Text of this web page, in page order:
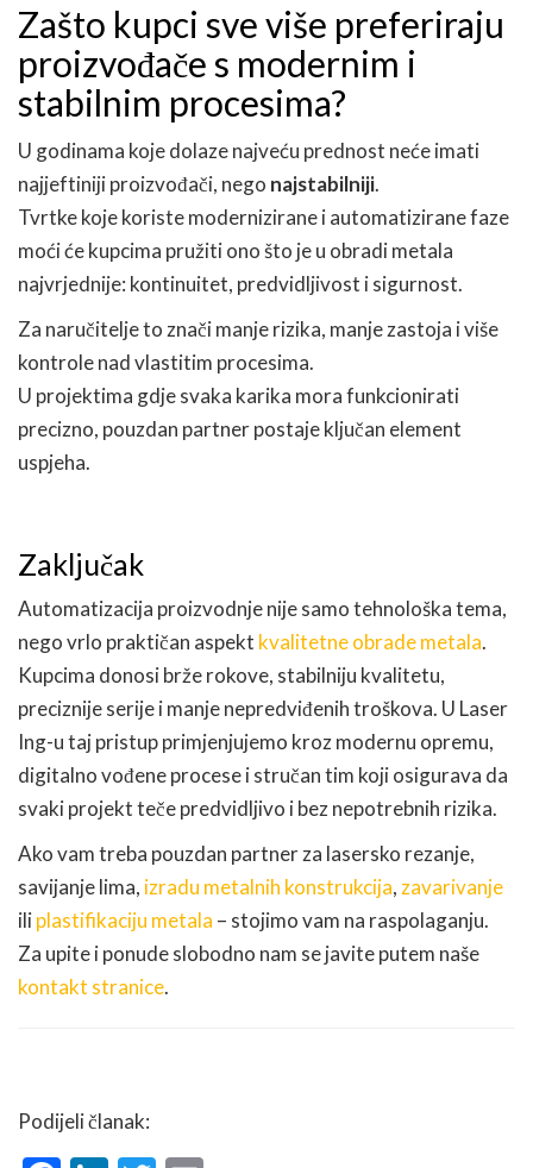
Zašto kupci sve više preferiraju
proizvođače s modernim i
stabilnim procesima?
U godinama koje dolaze najveću prednost neće imati
najjeftiniji proizvođači, nego najstabilniji.
Tvrtke koje koriste modernizirane i automatizirane faze
moći će kupcima pružiti ono što je u obradi metala
najvrjednije: kontinuitet, predvidljivost i sigurnost.
Za naručitelje to znači manje rizika, manje zastoja i više
kontrole nad vlastitim procesima.
U projektima gdje svaka karika mora funkcionirati
precizno, pouzdan partner postaje ključan element
uspjeha.
Zaključak
Automatizacija proizvodnje nije samo tehnološka tema,
nego vrlo praktičan aspekt kvalitetne obrade metala.
Kupcima donosi brže rokove, stabilniju kvalitetu,
preciznije serije i manje nepredviđenih troškova. U Laser
Ing-u taj pristup primjenjujemo kroz modernu opremu,
digitalno vođene procese i stručan tim koji osigurava da
svaki projekt teče predvidljivo i bez nepotrebnih rizika.
Ako vam treba pouzdan partner za lasersko rezanje,
savijanje lima, izradu metalnih konstrukcija, zavarivanje
iliplastifikaciju metala – stojimo vam na raspolaganju.
Za upite i ponude slobodno nam se javite putem naše
kontakt stranice.
Podijeli članak: